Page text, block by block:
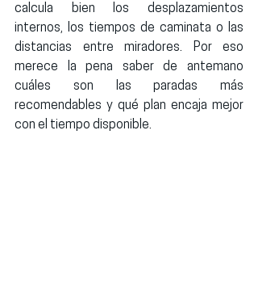
calcula bien los desplazamientos
internos, los tiempos de caminata o las
distancias entre miradores. Por eso
merece la pena saber de antemano
cuáles son las paradas más
recomendables y qué plan encaja mejor
con el tiempo disponible.